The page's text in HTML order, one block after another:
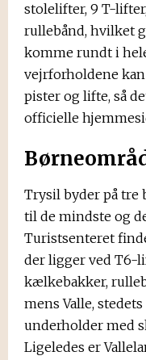
stolelifter, 9 T-
rullebånd, hvilket
komme rundt i
vejrforholdene
pister og lifte, så
officielle
Trysil byder på tre
til de mindste og
Turistsenteret
der ligger ved T6-
kælkebakker,
mens Valle,
underholder med
Ligeledes er